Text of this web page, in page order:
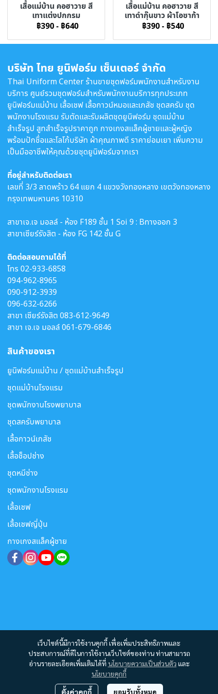
เสื้อแม่บ้าน คอฮาวาย สี
เทาแต่งปกกรม
฿390 - ฿640
เสื้อแม่บ้าน คอฮาวาย สี
เทาดำกุ๊นขาว ผ้าโอซาก้า
฿390 - ฿540
เว็บไซต์นี้มีการใช้งานคุกกี้ เพื่อเพิ่มประสิทธิภาพและ
ประสบการณ์ที่ดีในการใช้งานเว็บไซต์ของท่าน ท่านสามารถ
อ่านรายละเอียดเพิ่มเติมได้ที่ นโยบายความเป็นส่วนตัว และ
นโยบายคุกกี้
ตั้งค่าคุกกี้ ยอมรับทั้งหมด
บริษัท ไทย ยูนิฟอร์ม เซ็นเตอร์ จำกัด
Thai Uniform Center ร้านขายชุดฟอร์มพนักงานสำหรับงาน
บริการ ศูนย์รวมชุดฟอร์มสำหรับพนักงานบริการทุกประเภท
ยูนิฟอร์มแม่บ้าน เสื้อเชฟ เสื้อกาวน์หมอและเภสัช ชุดสครับ ชุด
พนักงานโรงแรม รับตัดและรับผลิตชุดยูนิฟอร์ม ชุดแม่บ้าน
สำเร็จรูป สูทสำเร็จรูปราคาถูก กางเกงสแล็คผู้ชายและผู้หญิง
พร้อมปักชื่อและโลโก้บริษัท ผ้าคุณภาพดี ราคาย่อมเยา เพิ่มความ
เป็นมืออาชีพให้คุณด้วยชุดยูนิฟอร์มจากเรา
ที่อยู่สำหรับติดต่อเรา
เลขที่ 3/3 ลาดพร้าว 64 แยก 4 แขวงวังทองหลาง เขตวังทองหลาง
กรุงเทพมหานคร 10310
สาขาเจ.เจ มอลล์ - ห้อง F189 ชั้น 1 Soi 9 : Bทางออก 3
สาขาเซียร์รังสิต - ห้อง FG 142 ชั้น G
ติดต่อสอบถามได้ที่
โทร02-933-6858
094-962-8965
090-912-3939
096-632-6266
สาขา เซียร์รังสิต 083-612-9649
สาขา เจ.เจ มอลล์061-679-6846
สินค้าของเรา
ยูนิฟอร์มแม่บ้าน / ชุดแม่บ้านสำเร็จรูป
ชุดแม่บ้านโรงแรม
ชุดพนักงานโรงพยาบาล
ชุดสครับพยาบาล
เสื้อกาวน์เภสัช
เสื้อช็อปช่าง
ชุดหมีช่าง
ชุดพนักงานโรงแรม
เสื้อเชฟ
เสื้อเชฟญี่ปุ่น
กางเกงสแล็คผู้ชาย